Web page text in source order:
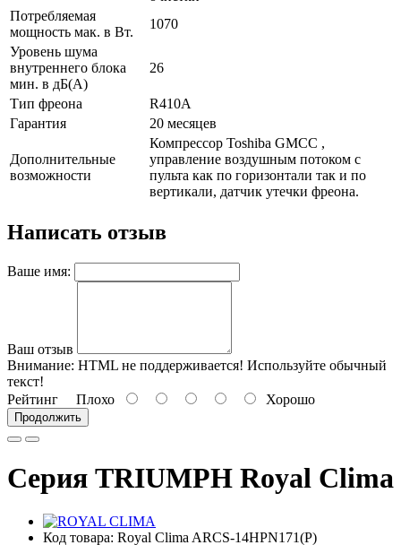
Потребляемая
мощность мак. в Вт.
1070
Уровень шума
внутреннего блока
мин. в дБ(А)
26
Тип фреона
R410А
Гарантия
20 месяцев
Дополнительные
возможности
Компрессор Toshiba GMCC ,
управление воздушным потоком с
пульта как по горизонтали так и по
вертикали, датчик утечки фреона.
Написать отзыв
Ваше имя:
Ваш отзыв
Внимание: HTML не поддерживается! Используйте обычный
текст!
Рейтинг Плохо Хорошо
Продолжить
Серия TRIUMPH Royal Clima
Код товара: Royal Clima ARCS-14HPN171(P)